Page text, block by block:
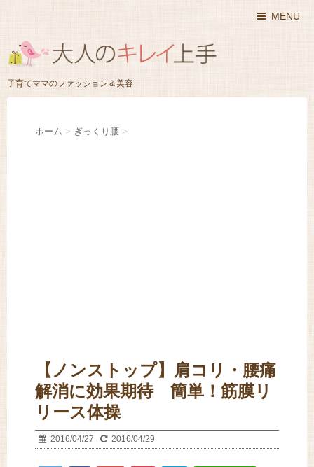
MENU
子育てママのファッション＆美容
ホーム > ぎっくり腰 >
【ノンストップ】肩コリ・腰痛
解消に効果期待 簡単！筋膜リ
リース体操
2016/04/27 2016/04/29